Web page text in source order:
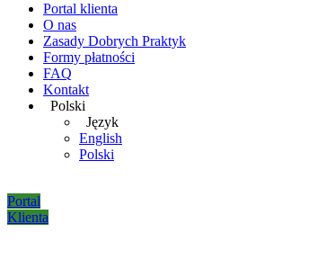
Portal klienta
O nas
Zasady Dobrych Praktyk
Formy płatności
FAQ
Kontakt
Polski
Język
English
Polski
Portal
Klienta